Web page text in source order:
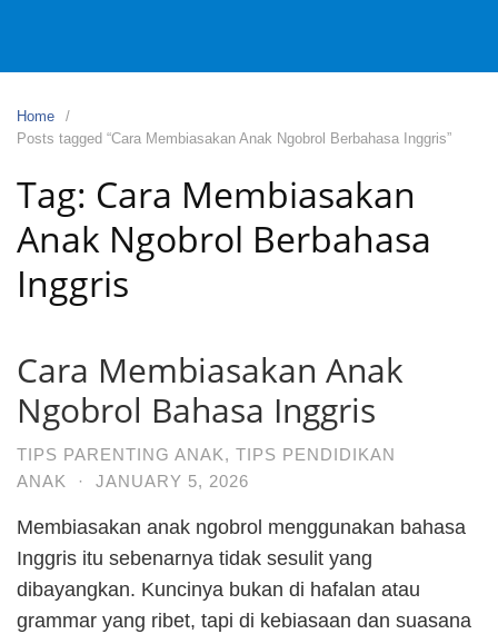
Home
Posts tagged “Cara Membiasakan Anak Ngobrol Berbahasa Inggris”
Tag: Cara Membiasakan
Anak Ngobrol Berbahasa
Inggris
Cara Membiasakan Anak
Ngobrol Bahasa Inggris
TIPS PARENTING ANAK, TIPS PENDIDIKAN
ANAK
· JANUARY 5, 2026
Membiasakan anak ngobrol menggunakan bahasa
Inggris itu sebenarnya tidak sesulit yang
dibayangkan. Kuncinya bukan di hafalan atau
grammar yang ribet, tapi di kebiasaan dan suasana